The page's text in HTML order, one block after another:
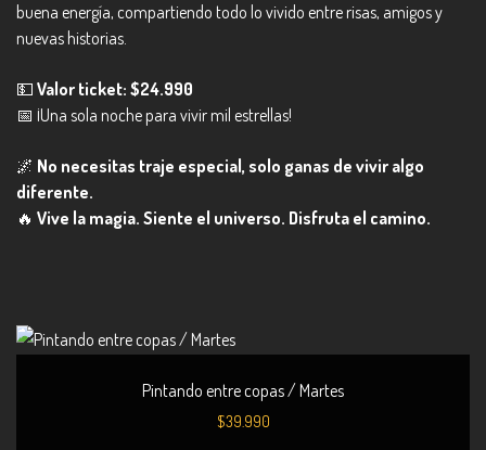
buena energía, compartiendo todo lo vivido entre risas, amigos y
nuevas historias.
💵 Valor ticket: $24.990
📅 ¡Una sola noche para vivir mil estrellas!
🌌 No necesitas traje especial, solo ganas de vivir algo
diferente.
🔥 Vive la magia. Siente el universo. Disfruta el camino.
Pintando entre copas / Martes
$39.990